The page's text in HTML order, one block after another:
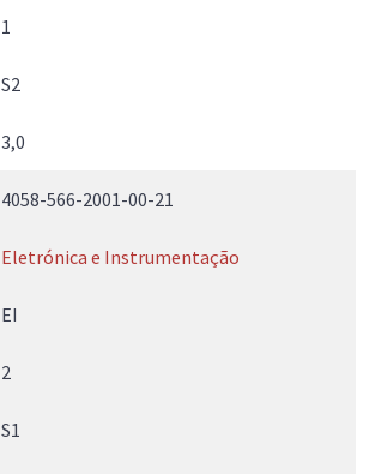
1
S2
3,0
4058-566-2001-00-21
Eletrónica e Instrumentação
EI
2
S1